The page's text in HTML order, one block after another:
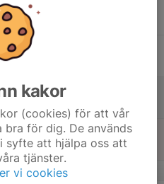
kakor
(cookies) för att vår
för dig. De används
syfte att hjälpa oss att
tjänster.
vi cookies